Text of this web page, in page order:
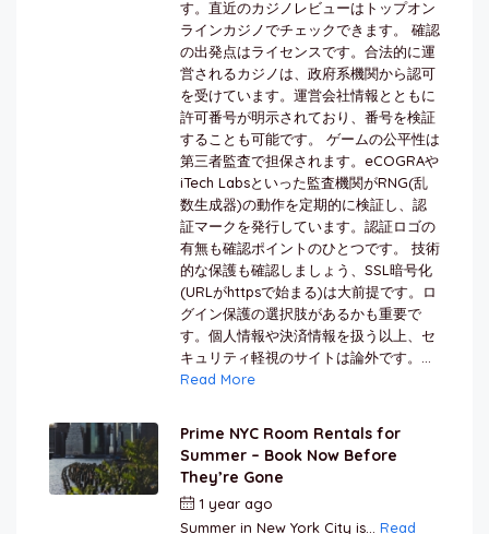
す。直近のカジノレビューはトップオン
ラインカジノでチェックできます。 確認
の出発点はライセンスです。合法的に運
営されるカジノは、政府系機関から認可
を受けています。運営会社情報とともに
許可番号が明示されており、番号を検証
することも可能です。 ゲームの公平性は
第三者監査で担保されます。eCOGRAや
iTech Labsといった監査機関がRNG(乱
数生成器)の動作を定期的に検証し、認
証マークを発行しています。認証ロゴの
有無も確認ポイントのひとつです。 技術
的な保護も確認しましょう、SSL暗号化
(URLがhttpsで始まる)は大前提です。ロ
グイン保護の選択肢があるかも重要で
す。個人情報や決済情報を扱う以上、セ
キュリティ軽視のサイトは論外です。...
Read More
Prime NYC Room Rentals for
Summer – Book Now Before
They’re Gone
1 year ago
Summer in New York City is... Read